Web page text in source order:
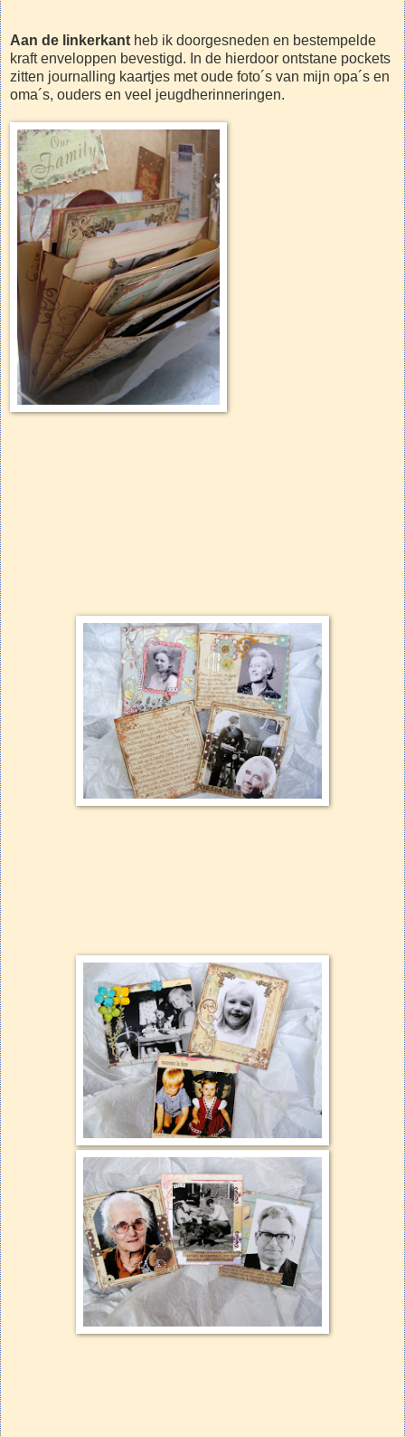
Aan de linkerkant heb ik doorgesneden en bestempelde
kraft enveloppen bevestigd. In de hierdoor ontstane pockets
zitten journalling kaartjes met oude foto´s van mijn opa´s en
oma´s, ouders en veel jeugdherinneringen.